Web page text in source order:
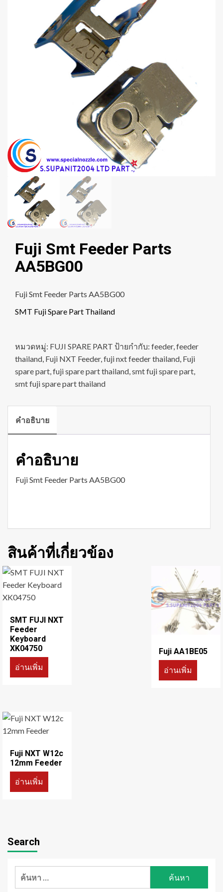
Fuji Smt Feeder Parts
AA5BG00
Fuji Smt Feeder Parts AA5BG00
SMT Fuji Spare Part Thailand
หมวดหมู่: FUJI SPARE PART ป้ายกำกับ: feeder, feeder
thailand Fuji NXT Feeder, fuji nxt feeder thailand Fuji
spare part fuji spare part thailand smt fuji spare part
smt fuji spare part thailand
คำอธิบาย
คำอธิบาย
Fuji Smt Feeder Parts AA5BG00
สินค้าที่เกี่ยวข้อง
SMT FUJI NXT
Feeder
Keyboard
XK04750
อ่านเพิ่ม
Fuji AA1BE05
อ่านเพิ่ม
Fuji NXT W12c
12mm Feeder
อ่านเพิ่ม
Search
ค้นหา